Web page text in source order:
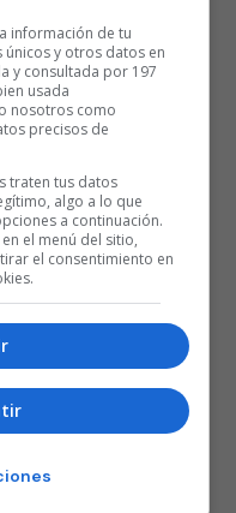
19/20
… 10
información de tu
y otros datos en
y consultada por 197
usada
nosotros como
precisos de
traten tus datos
algo a lo que
a continuación.
el menú del sitio,
el consentimiento en